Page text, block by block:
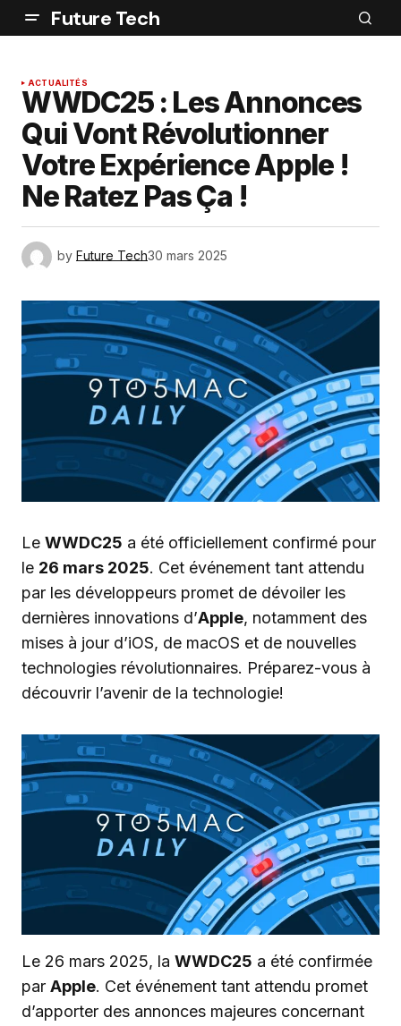
Future Tech
ACTUALITÉS
WWDC25 : Les Annonces
Qui Vont Révolutionner
Votre Expérience Apple !
Ne Ratez Pas Ça !
by Future Tech30 mars 2025
Le WWDC25 a été officiellement confirmé pour
le 26 mars 2025. Cet événement tant attendu
par les développeurs promet de dévoiler les
dernières innovations d’Apple, notamment des
mises à jour d’iOS, de macOS et de nouvelles
technologies révolutionnaires. Préparez-vous à
découvrir l’avenir de la technologie!
Le 26 mars 2025, la WWDC25 a été confirmée
par Apple. Cet événement tant attendu promet
d’apporter des annonces majeures concernant